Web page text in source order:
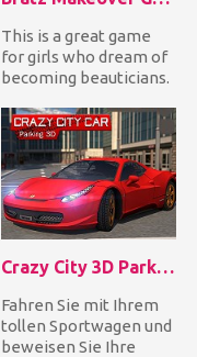
This is a great game
for girls who dream of
becoming beauticians.
your model l...
Crazy City 3D Parking
Fahren Sie mit Ihrem
tollen Sportwagen und
beweisen Sie Ihre